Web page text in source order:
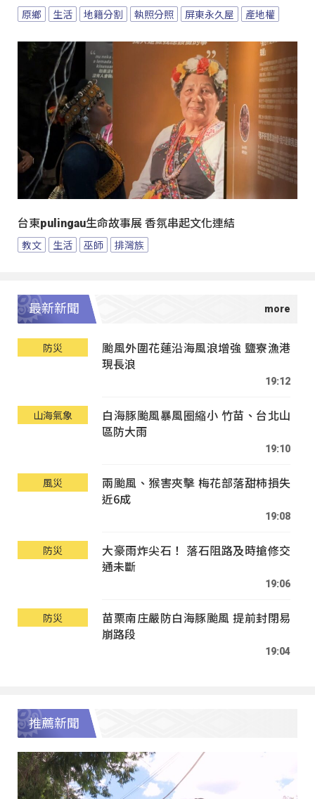
原鄉 生活 地籍分割 執照分照 屏東永久屋 產地權
台東pulingau生命故事展 香氛串起文化連結
教文 生活 巫師 排灣族
最新新聞
防災
颱風外圍花蓮沿海風浪增強 鹽寮漁港
現長浪
19:12
山海氣象
白海豚颱風暴風圈縮小 竹苗、台北山
區防大雨
19:10
風災
兩颱風、猴害夾擊 梅花部落甜柿損失
近6成
19:08
防災
大豪雨炸尖石！ 落石阻路及時搶修交
通未斷
19:06
防災
苗栗南庄嚴防白海豚颱風 提前封閉易
崩路段
19:04
推薦新聞